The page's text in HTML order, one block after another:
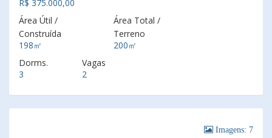
R$ 375.000,00
Área Útil /
Construída
198㎡
Área Total /
Terreno
200㎡
Dorms.
3
Vagas
2
Imagens: 7